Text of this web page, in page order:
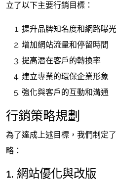
立了以下主要行銷目標：
提升品牌知名度和網路曝
增加網站流量和停留時間
提高潛在客戶的轉換率
建立專業的環保企業形象
強化與客戶的互動和溝通
行銷策略規劃
為了達成上述目標，我們制定
略：
1. 網站優化與改版